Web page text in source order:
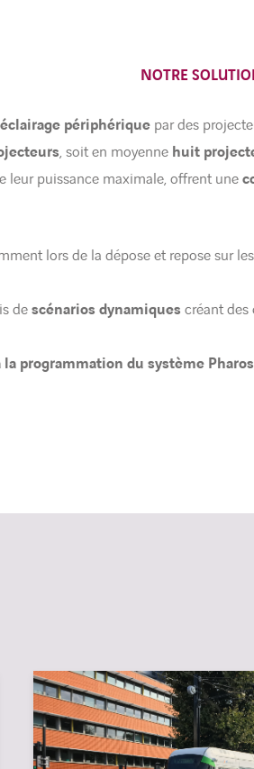
NOTRE
périphérique par des
, soit en moyenne huit
leur puissance maximale, offrent une
lors de la dépose et repose sur
descénarios dynamiques créant des
programmation du système Pharos